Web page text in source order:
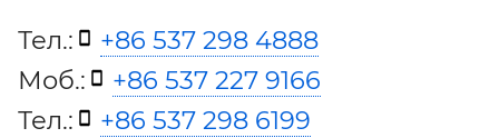
Тел.:
+86 537 298 4888
Моб.:
+86 537 227 9166
Тел.:
+86 537 298 6199